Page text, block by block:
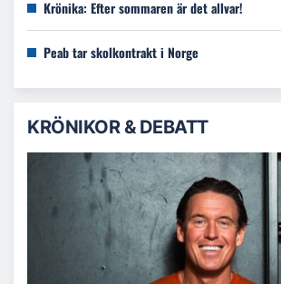
Krönika: Efter sommaren är det allvar!
Peab tar skolkontrakt i Norge
KRÖNIKOR & DEBATT